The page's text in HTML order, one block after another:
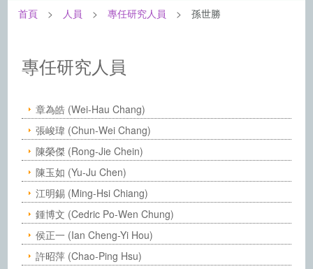
首頁 人員 專任研究人員 孫世勝
中央研究院化學研究所－人員
專任研究人員
章為皓 (Wei-Hau Chang)
張峻瑋 (Chun-Wei Chang)
陳榮傑 (Rong-Jie Chein)
陳玉如 (Yu-Ju Chen)
江明錫 (Ming-Hsi Chiang)
鍾博文 (Cedric Po-Wen Chung)
侯正一 (Ian Cheng-Yi Hou)
許昭萍 (Chao-Ping Hsu)